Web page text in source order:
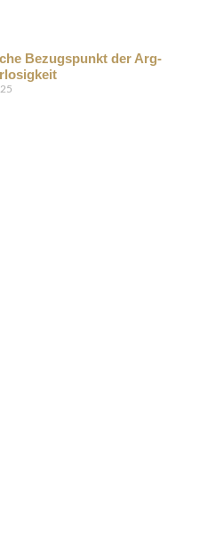
Bezugspunkt der Arg-